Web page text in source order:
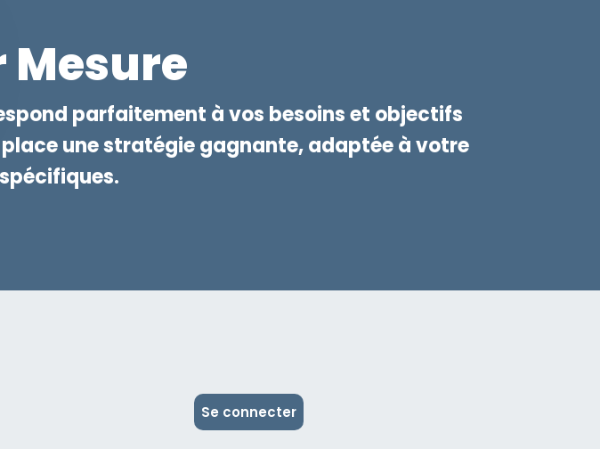
MESURE
parfaitement à vos besoins et objectifs
une stratégie gagnante, adaptée à votre
Se connecter